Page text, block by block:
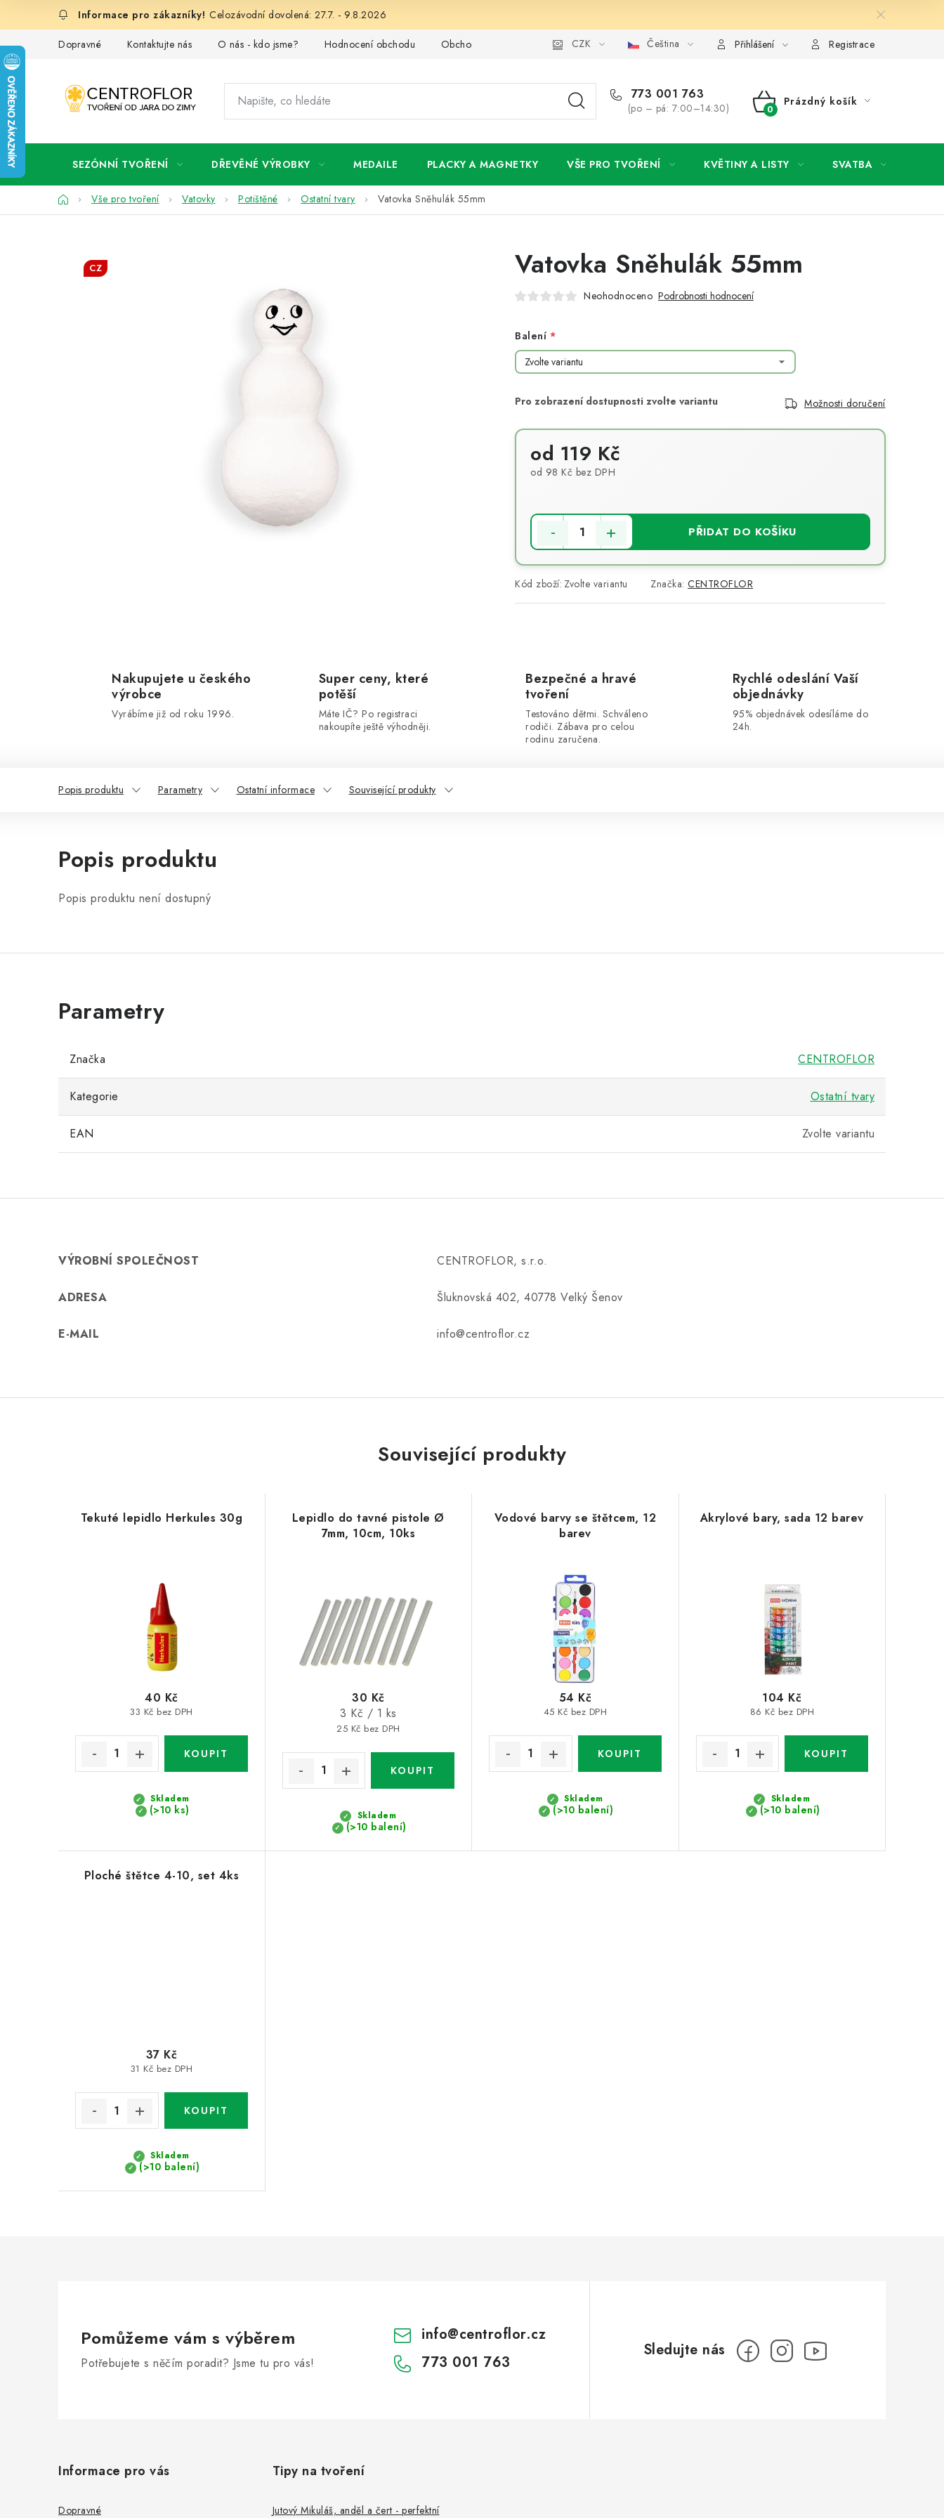
Celozávodní dovolená: 27.7. - 9.8.2026
Dopravné Kontaktujte nás O nás - kdo jsme? Hodnocení obchodu Obchodní podmínky Podmínky ochrany osobních údajů Jak získat lepší ceny? Moje objednávka
CZK Čeština Přihlášení Registrace
773 001 763
(po – pá: 7:00–14:30)
NÁKUPNÍ
Prázdný košík
SEZÓNNÍ TVOŘENÍ DŘEVĚNÉ VÝROBKY MEDAILE PLACKY A MAGNETKY VŠE PRO TVOŘENÍ KVĚTINY A LISTY SVATBA
DomůVše pro tvoření Vatovky Potištěné Ostatní tvary Vatovka Sněhulák 55mm
Vatovka Sněhulák 55mm
Neohodnoceno Podrobnosti hodnocení
Balení
Možnosti doručení
od 119 Kč
od 98 Kč bez DPH
PŘIDAT DO KOŠÍKU
Kód zboží: Zvolte variantu Značka: CENTROFLOR
CZ
Nakupujete u českého
výrobce
Vyrábíme již od roku 1996.
Super ceny, které
potěší
Máte IČ? Po registraci
nakoupíte ještě výhodněji.
Bezpečné a hravé
tvoření
Testováno dětmi. Schváleno
rodiči. Zábava pro celou
rodinu zaručena.
Rychlé odeslání Vaší
objednávky
95% objednávek odesíláme do
24h.
Popis produktu Parametry Ostatní informace Související produkty
Popis produktu
Popis produktu není dostupný
Značka CENTROFLOR
Kategorie Ostatní tvary
EAN Zvolte variantu
VÝROBNÍ SPOLEČNOST CENTROFLOR, s.r.o.
ADRESA Šluknovská 402, 40778 Velký Šenov
E-MAIL info@centroflor.cz
Související produkty
Tekuté lepidlo Herkules 30g
Skladem
(>10 ks)
33 Kč bez DPH
40 Kč
Lepidlo do tavné pistole Ø
7mm, 10cm, 10ks
Skladem
(>10 balení)
25 Kč bez DPH
30 Kč
Měrná
cena:
3 Kč / 1 ks
Vodové barvy se štětcem, 12
barev
Skladem
(>10 balení)
45 Kč bez DPH
54 Kč
Akrylové bary, sada 12 barev
Skladem
(>10 balení)
86 Kč bez DPH
104 Kč
Ploché štětce 4-10, set 4ks
Skladem
(>10 balení)
31 Kč bez DPH
37 Kč
Pomůžeme vám s výběrem
Potřebujete s něčím poradit? Jsme tu pro vás!
info@centroflor.cz
773 001 763
Informace pro vás
Dopravné
Tipy na tvoření
Jutový Mikuláš, anděl a čert - perfektní